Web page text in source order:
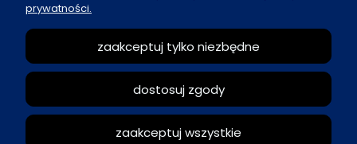
Zasady sprzedaży
Reklamacje i zwroty
Moje konto
prywatności.
zaakceptuj tylko niezbędne
dostosuj zgody
zaakceptuj wszystkie